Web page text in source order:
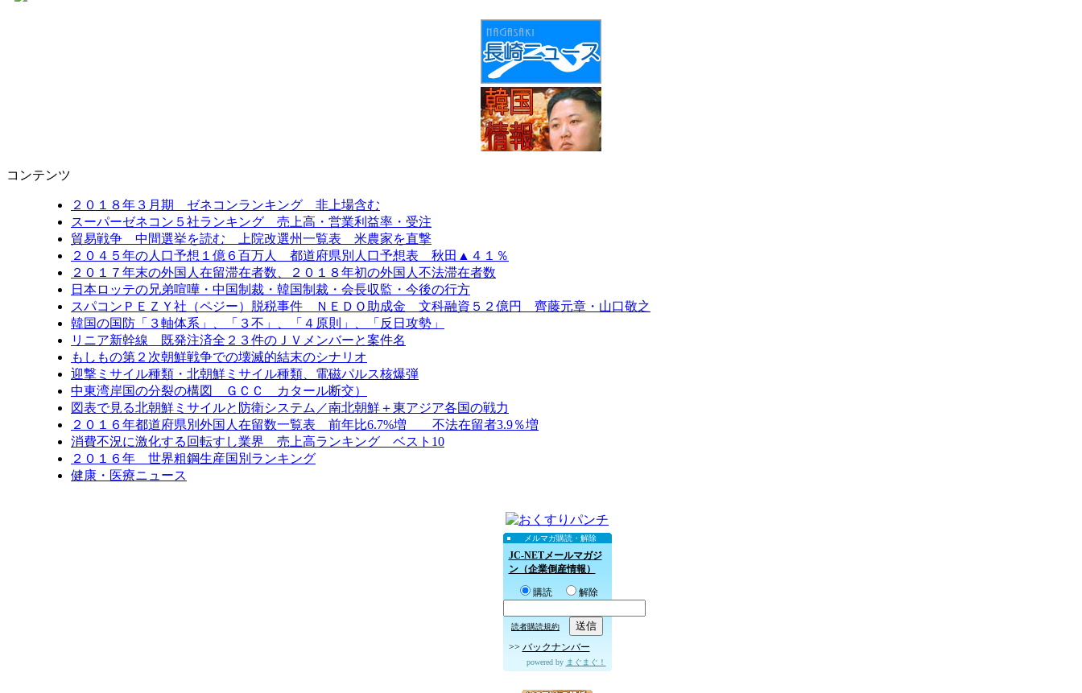
コンテンツ
２０１８年３月期 ゼネコンランキング 非上場含む
スーパーゼネコン５社ランキング 売上高・営業利益率・受注
貿易戦争 中間選挙を読む 上院改選州一覧表 米農家を直撃
２０４５年の人口予想１億６百万人 都道府県別人口予想表 秋田▲４１％
２０１７年末の外国人在留滞在者数、２０１８年初の外国人不法滞在者数
日本ロッテの兄弟喧嘩・中国制裁・韓国制裁・会長収監・今後の行方
スパコンＰＥＺＹ社（ペジー）脱税事件 ＮＥＤＯ助成金 文科融資５２億円 齊藤元章・山口敬之
韓国の国防「３軸体系」、「３不」、「４原則」、「反日攻勢」
リニア新幹線 既発注済全２３件のＪＶメンバーと案件名
もしもの第２次朝鮮戦争での壊滅的結末のシナリオ
迎撃ミサイル種類・北朝鮮ミサイル種類、電磁パルス核爆弾
中東湾岸国の分裂の構図 ＧＣＣ カタール断交）
図表で見る北朝鮮ミサイルと防衛システム／南北朝鮮＋東アジア各国の戦力
２０１６年都道府県別外国人在留数一覧表 前年比6.7%増 不法在留者3.9％増
消費不況に激化する回転すし業界 売上高ランキング ベスト10
２０１６年 世界粗鋼生産国別ランキング
健康・医療ニュース
メルマガ購読・解除
JC-NETメールマガジ
ン（企業倒産情報）
購読 解除
読者購読規約
>> バックナンバー
powered by まぐまぐ！